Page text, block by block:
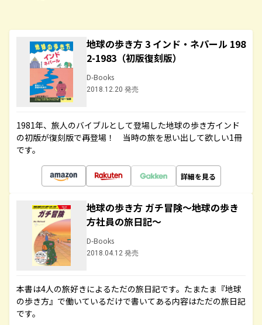
地球の歩き方 3 インド・ネパール 198
2-1983（初版復刻版）
D-Books
2018.12.20 発売
1981年、旅人のバイブルとして登場した地球の歩き方インド
の初版が復刻版で再登場！ 当時の旅を思い出して欲しい1冊
です。
詳細を見る
地球の歩き方 ガチ冒険～地球の歩き
方社員の旅日記～
D-Books
2018.04.12 発売
本書は4人の旅好きによるただの旅日記です。たまたま『地球
の歩き方』で働いているだけで書いてある内容はただの旅日記
です。